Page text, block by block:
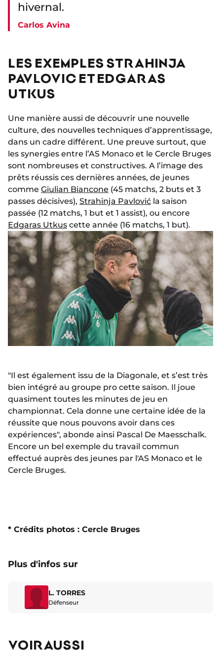
hivernal.
Carlos Avina
LES EXEMPLES STRAHINJA
PAVLOVIC ET EDGARAS
UTKUS
Une manière aussi de découvrir une nouvelle
culture, des nouvelles techniques d’apprentissage,
dans un cadre différent. Une preuve surtout, que
les synergies entre l’AS Monaco et le Cercle Bruges
sont nombreuses et constructives. A l’image des
prêts réussis ces dernières années, de jeunes
comme Giulian Biancone (45 matchs, 2 buts et 3
passes décisives), Strahinja Pavlović la saison
passée (12 matchs, 1 but et 1 assist), ou encore
Edgaras Utkus cette année (16 matchs, 1 but).
"Il est également issu de la Diagonale, et s’est très
bien intégré au groupe pro cette saison. Il joue
quasiment toutes les minutes de jeu en
championnat. Cela donne une certaine idée de la
réussite que nous pouvons avoir dans ces
expériences", abonde ainsi Pascal De Maesschalk.
Encore un bel exemple du travail commun
effectué auprès des jeunes par l'AS Monaco et le
Cercle Bruges.
* Crédits photos : Cercle Bruges
Plus d'infos sur
L. TORRES
Défenseur
VOIR AUSSI